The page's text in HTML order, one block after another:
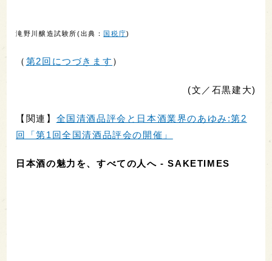
滝野川醸造試験所(出典： 国税庁)
（ 第2回につづきます ）
(文／石黒建大)
【関連】 全国清酒品評会と日本酒業界のあゆみ:第2
回「第1回全国清酒品評会の開催」
日本酒の魅力を、すべての人へ - SAKETIMES